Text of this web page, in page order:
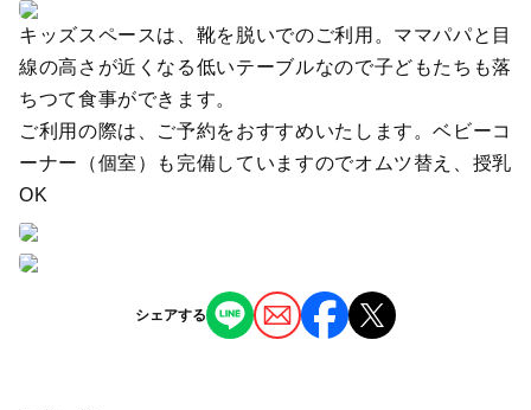
キッズスペースは、靴を脱いでのご利用。ママパパと目
線の高さが近くなる低いテーブルなので子どもたちも落
ちつて食事ができます。
ご利用の際は、ご予約をおすすめいたします。ベビーコ
ーナー（個室）も完備していますのでオムツ替え、授乳
OK
シェアする